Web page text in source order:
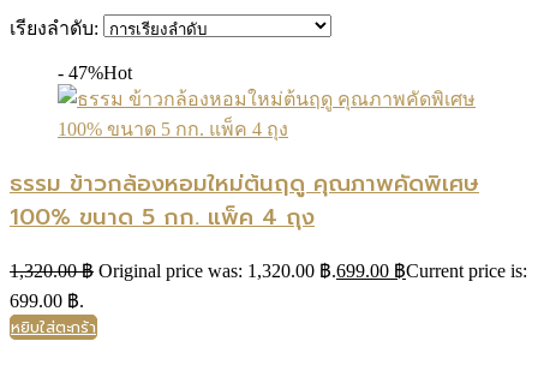
เรียงลำดับ:
- 47%Hot
ธรรม ข้าวกล้องหอมใหม่ต้นฤดู คุณภาพคัดพิเศษ
100% ขนาด 5 กก. แพ็ค 4 ถุง
1,320.00฿ Original price was: 1,320.00 ฿.699.00 ฿Current price is:
699.00 ฿.
หยิบใส่ตะกร้า